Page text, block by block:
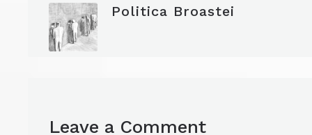
Politica Broastei
Leave a Comment